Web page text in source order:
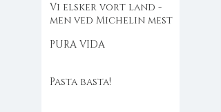
Vi elsker vort land -
men ved Michelin mest
PURA VIDA
Pasta basta!